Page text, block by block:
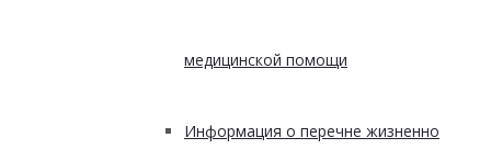
медицинской помощи
Информация о перечне жизненно